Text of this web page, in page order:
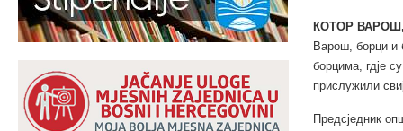
КОТОР
Варош, борци и
борцима, гдје
прислужили
Предсједник